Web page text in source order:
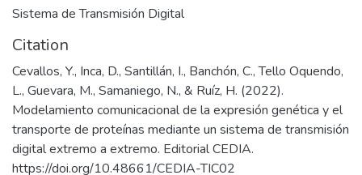
Sistema de Transmisión Digital
Citation
Cevallos, Y., Inca, D., Santillán, I., Banchón, C., Tello Oquendo,
L., Guevara, M., Samaniego, N., & Ruíz, H. (2022).
Modelamiento comunicacional de la expresión genética y el
transporte de proteínas mediante un sistema de transmisión
digital extremo a extremo. Editorial CEDIA.
https://doi.org/10.48661/CEDIA-TIC02